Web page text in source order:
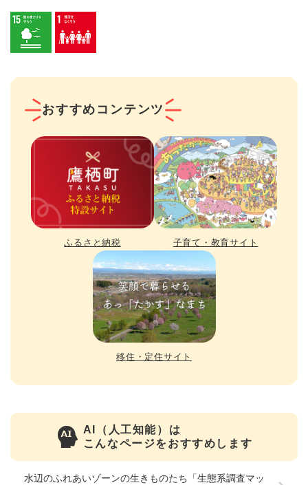
おすすめコンテンツ
ふるさと納税 子育て・教育サイト
移住・定住サイト
AI（人工知能）は
こんなページをおすすめします
水辺のふれあいゾーンの生きものたち「生態系調査マッ